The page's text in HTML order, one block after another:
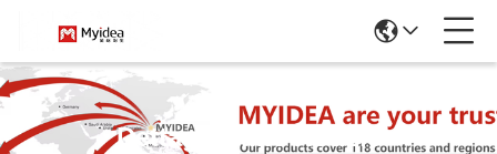
Dettagli Sulle Notizie